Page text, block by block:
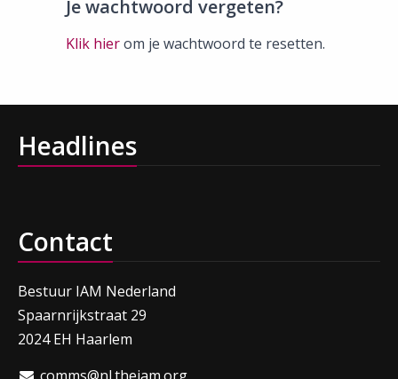
Je wachtwoord vergeten?
Klik hierom je wachtwoord te resetten.
Headlines
Contact
Bestuur IAM Nederland
Spaarnrijkstraat 29
2024 EH Haarlem
comms@nl.theiam.org